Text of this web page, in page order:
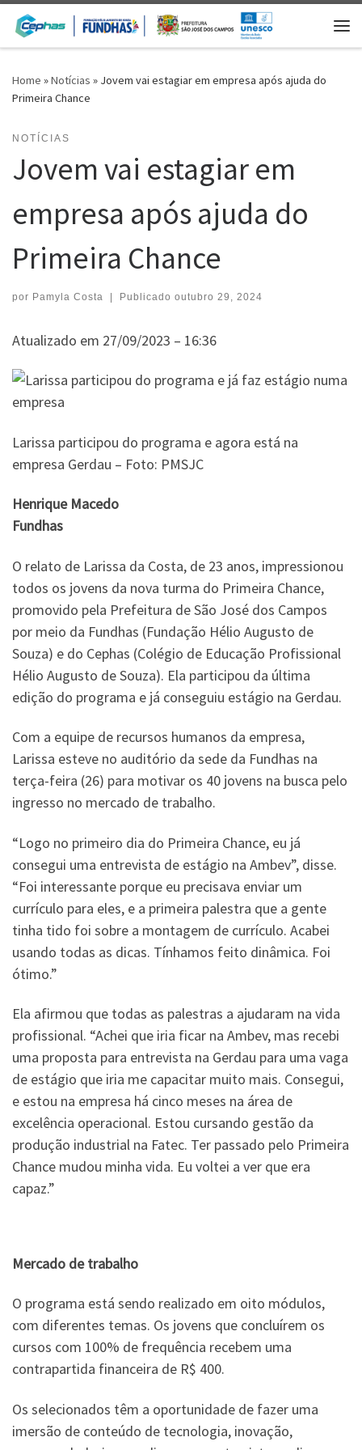
Skip to content
Home »Notícias » Jovem vai estagiar em empresa após ajuda do
Primeira Chance
NOTÍCIAS
Jovem vai estagiar em
empresa após ajuda do
Primeira Chance
por Pamyla Costa | Publicado outubro 29, 2024
Atualizado em 27/09/2023 – 16:36
Larissa participou do programa e agora está na
empresa Gerdau – Foto: PMSJC
Henrique Macedo
Fundhas
O relato de Larissa da Costa, de 23 anos, impressionou
todos os jovens da nova turma do Primeira Chance,
promovido pela Prefeitura de São José dos Campos
por meio da Fundhas (Fundação Hélio Augusto de
Souza) e do Cephas (Colégio de Educação Profissional
Hélio Augusto de Souza). Ela participou da última
edição do programa e já conseguiu estágio na Gerdau.
Com a equipe de recursos humanos da empresa,
Larissa esteve no auditório da sede da Fundhas na
terça-feira (26) para motivar os 40 jovens na busca pelo
ingresso no mercado de trabalho.
“Logo no primeiro dia do Primeira Chance, eu já
consegui uma entrevista de estágio na Ambev”, disse.
“Foi interessante porque eu precisava enviar um
currículo para eles, e a primeira palestra que a gente
tinha tido foi sobre a montagem de currículo. Acabei
usando todas as dicas. Tínhamos feito dinâmica. Foi
ótimo.”
Ela afirmou que todas as palestras a ajudaram na vida
profissional. “Achei que iria ficar na Ambev, mas recebi
uma proposta para entrevista na Gerdau para uma vaga
de estágio que iria me capacitar muito mais. Consegui,
e estou na empresa há cinco meses na área de
excelência operacional. Estou cursando gestão da
produção industrial na Fatec. Ter passado pelo Primeira
Chance mudou minha vida. Eu voltei a ver que era
capaz.”
Mercado de trabalho
O programa está sendo realizado em oito módulos,
com diferentes temas. Os jovens que concluírem os
cursos com 100% de frequência recebem uma
contrapartida financeira de R$ 400.
Os selecionados têm a oportunidade de fazer uma
imersão de conteúdo de tecnologia, inovação,